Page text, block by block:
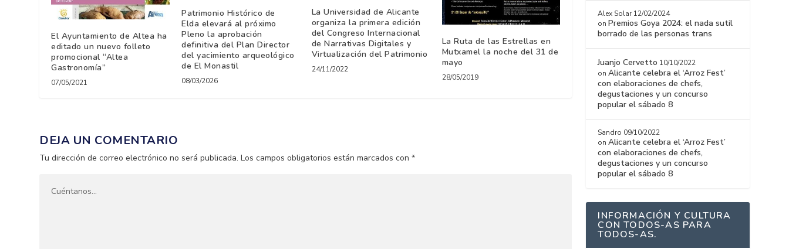
El Ayuntamiento de Altea ha
editado un nuevo folleto
promocional “Altea
Gastronomía”
07/05/2021
Patrimonio Histórico de
Elda elevará al próximo
Pleno la aprobación
definitiva del Plan Director
del yacimiento arqueológico
de El Monastil
08/03/2026
La Universidad de Alicante
organiza la primera edición
del Congreso Internacional
de Narrativas Digitales y
Virtualización del Patrimonio
24/11/2022
La Ruta de las Estrellas en
Mutxamel la noche del 31 de
mayo
28/05/2019
DEJA UN COMENTARIO
Tu dirección de correo electrónico no será publicada. Los campos obligatorios están marcados con*
Alex Solar 12/02/2024
on Premios Goya 2024: el nada sutil
borrado de las personas trans
Juanjo Cervetto 10/10/2022
onAlicante celebra el ‘Arroz Fest’
con elaboraciones de chefs,
degustaciones y un concurso
popular el sábado 8
Sandro 09/10/2022
onAlicante celebra el ‘Arroz Fest’
con elaboraciones de chefs,
degustaciones y un concurso
popular el sábado 8
INFORMACIÓN Y CULTURA
CON TODOS-AS PARA
TODOS-AS.